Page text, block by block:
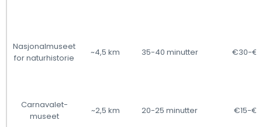
Nasjonalmuseet
for naturhistorie
~4,5 km 35-40 minutter €30-
Carnavalet-
museet
~2,5 km 20-25 minutter €15-